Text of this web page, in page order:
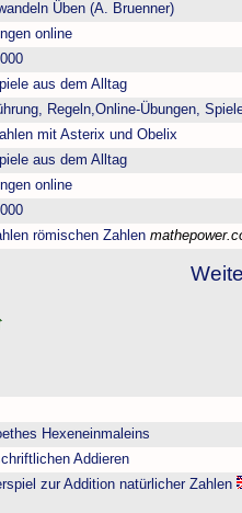
Üben (A. Bruenner)
online
aus dem Alltag
Regeln,Online-Übungen,
mit Asterix und Obelix
aus dem Alltag
online
römischen Zahlen
Hexeneinmaleins
Addieren
zur Addition natürlicher Zahlen